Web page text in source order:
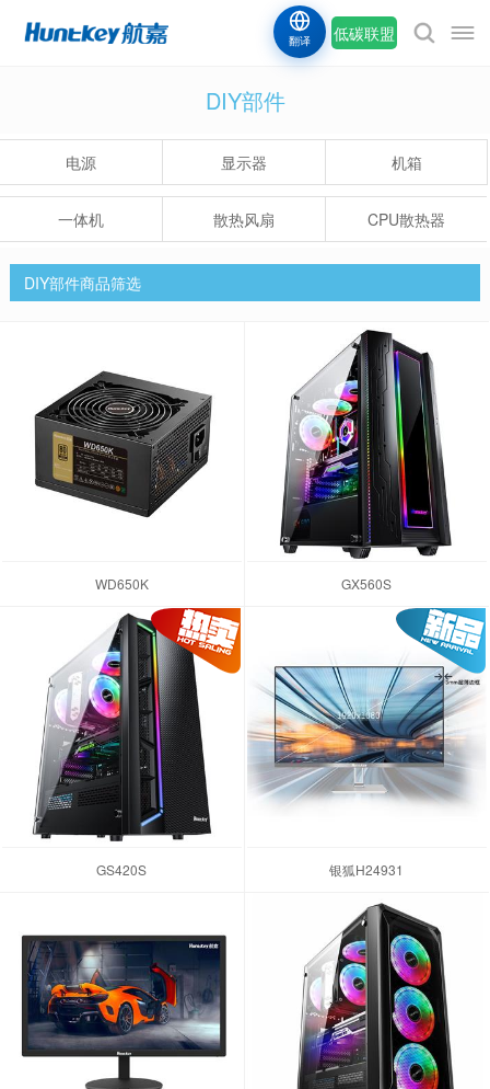
低碳联盟
翻译
DIY部件
电源 显示器 机箱
一体机 散热风扇 CPU散热器
DIY部件商品筛选
WD650K GX560S
GS420S 银狐H24931